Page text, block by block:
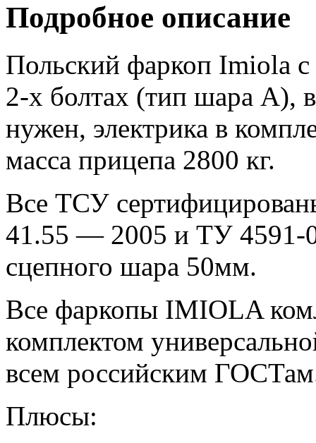
Подробное описание
Польский фаркоп Imiola
2-х болтах (тип шара A),
нужен, электрика в
масса прицепа 2800 кг.
Все ТСУ
41.55 — 2005 и ТУ 4591-
сцепного шара 50мм.
Все фаркопы IMIOLA
комплектом
всем российским
Плюсы: